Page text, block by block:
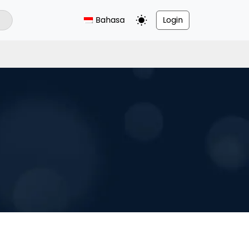
Bahasa Alihkan Mode Gelap
Login